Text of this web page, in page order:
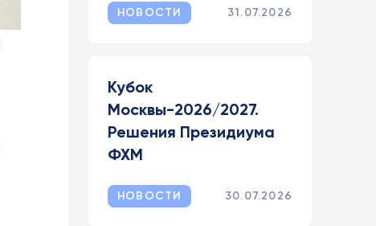
НОВОСТИ 31.07.2026
Кубок
Москвы-2026/2027.
Решения Президиума
ФХМ
НОВОСТИ 30.07.2026